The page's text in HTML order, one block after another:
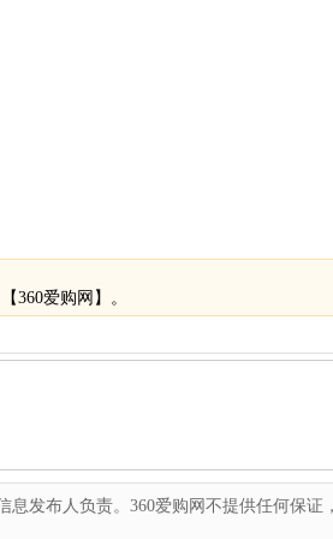
360爱购网】。
息发布人负责。360爱购网不提供任何保证